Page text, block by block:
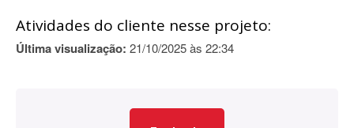
Atividades do cliente nesse projeto:
Última visualização: 21/10/2025 às 22:34